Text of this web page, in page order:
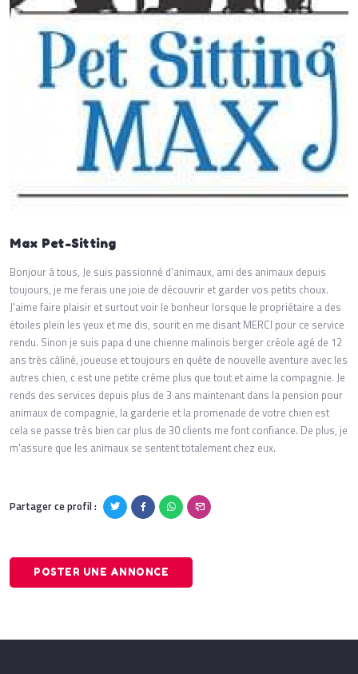
Max Pet-Sitting
Bonjour à tous, Je suis passionné d'animaux, ami des animaux depuis
toujours, je me ferais une joie de découvrir et garder vos petits choux.
J'aime faire plaisir et surtout voir le bonheur lorsque le propriétaire a des
étoiles plein les yeux et me dis, sourit en me disant MERCI pour ce service
rendu. Sinon je suis papa d une chienne malinois berger créole agé de 12
ans très câliné, joueuse et toujours en quête de nouvelle aventure avec les
autres chien, c est une petite crème plus que tout et aime la compagnie. Je
rends des services depuis plus de 3 ans maintenant dans la pension pour
animaux de compagnie, la garderie et la promenade de votre chien est
cela se passe très bien car plus de 30 clients me font confiance. De plus, je
m'assure que les animaux se sentent totalement chez eux.
Partager ce profil :
POSTER UNE ANNONCE